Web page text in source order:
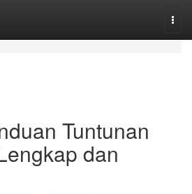
Tuntunan
dan